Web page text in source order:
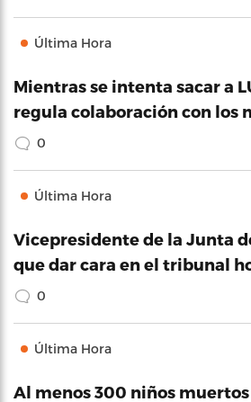
Última Hora
Mientras se intenta sacar a
regula colaboración con los
0
Última Hora
Vicepresidente de la Junta
que dar cara en el tribunal
0
Última Hora
Al menos 300 niños muertos